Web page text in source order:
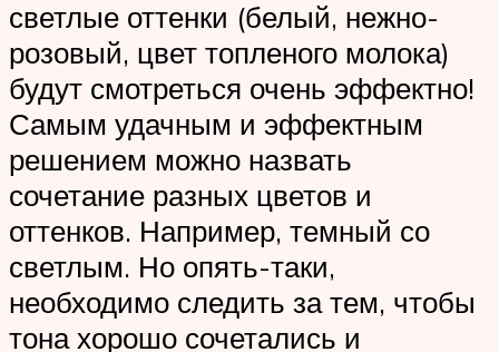
светлые оттенки (белый, нежно-
розовый, цвет топленого молока)
будут смотреться очень эффектно!
Самым удачным и эффектным
решением можно назвать
сочетание разных цветов и
оттенков. Например, темный со
светлым. Но опять-таки,
необходимо следить за тем, чтобы
тона хорошо сочетались и